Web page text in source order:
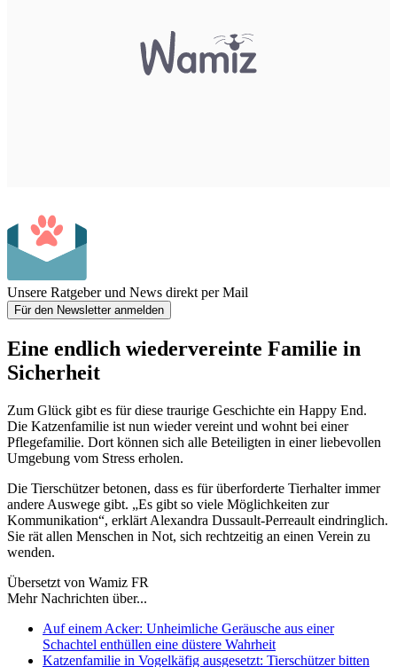
Unsere Ratgeber und News direkt per Mail
Für den Newsletter anmelden
Eine endlich wiedervereinte Familie in
Sicherheit
Zum Glück gibt es für diese traurige Geschichte ein Happy End.
Die Katzenfamilie ist nun wieder vereint und wohnt bei einer
Pflegefamilie. Dort können sich alle Beteiligten in einer liebevollen
Umgebung vom Stress erholen.
Die Tierschützer betonen, dass es für überforderte Tierhalter immer
andere Auswege gibt. „Es gibt so viele Möglichkeiten zur
Kommunikation“, erklärt Alexandra Dussault-Perreault eindringlich.
Sie rät allen Menschen in Not, sich rechtzeitig an einen Verein zu
wenden.
Übersetzt von Wamiz FR
Mehr Nachrichten über...
Auf einem Acker: Unheimliche Geräusche aus einer
Schachtel enthüllen eine düstere Wahrheit
Katzenfamilie in Vogelkäfig ausgesetzt: Tierschützer bitten